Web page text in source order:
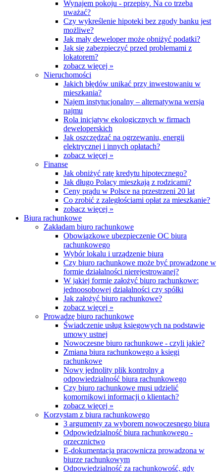
Wynajem pokoju - przepisy. Na co trzeba
uważać?
Czy wykreślenie hipoteki bez zgody banku jest
możliwe?
Jak mały deweloper może obniżyć podatki?
Jak się zabezpieczyć przed problemami z
lokatorem?
zobacz więcej »
Nieruchomości
Jakich błędów unikać przy inwestowaniu w
mieszkania?
Najem instytucjonalny – alternatywna wersja
najmu
Rola inicjatyw ekologicznych w firmach
deweloperskich
Jak oszczędzać na ogrzewaniu, energii
elektrycznej i innych opłatach?
zobacz więcej »
Finanse
Jak obniżyć ratę kredytu hipotecznego?
Jak długo Polacy mieszkają z rodzicami?
Ceny prądu w Polsce na przestrzeni 20 lat
Co zrobić z zaległościami opłat za mieszkanie?
zobacz więcej »
Biura rachunkowe
Zakładam biuro rachunkowe
Obowiązkowe ubezpieczenie OC biura
rachunkowego
Wybór lokalu i urządzenie biura
Czy biuro rachunkowe może być prowadzone w
formie działalności nierejestrowanej?
W jakiej formie założyć biuro rachunkowe:
jednoosobowej działalności czy spółki
Jak założyć biuro rachunkowe?
zobacz więcej »
Prowadzę biuro rachunkowe
Świadczenie usług księgowych na podstawie
umowy ustnej
Nowoczesne biuro rachunkowe - czyli jakie?
Zmiana biura rachunkowego a księgi
rachunkowe
Nowy jednolity plik kontrolny a
odpowiedzialność biura rachunkowego
Czy biuro rachunkowe musi udzielić
komornikowi informacji o klientach?
zobacz więcej »
Korzystam z biura rachunkowego
3 argumenty za wyborem nowoczesnego biura
Odpowiedzialność biura rachunkowego -
orzecznictwo
E-dokumentacja pracownicza prowadzona w
biurze rachunkowym
Odpowiedzialność za rachunkowość, gdy